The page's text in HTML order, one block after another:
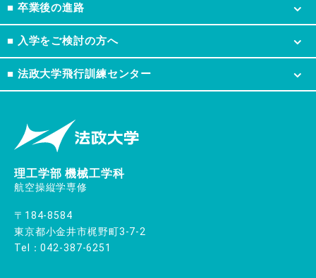
理工学部 機械工学科
航空操縦学専修
〒184-8584
東京都小金井市梶野町3-7-2
Tel：042-387-6251
■ 卒業後の進路
■ 入学をご検討の方へ
■ 法政大学飛行訓練センター